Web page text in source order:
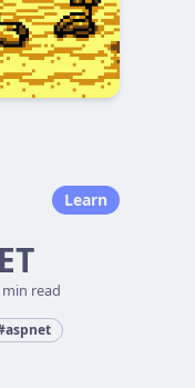
Learn
min read